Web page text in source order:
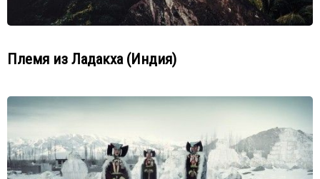
Племя из Ладакха (Индия)